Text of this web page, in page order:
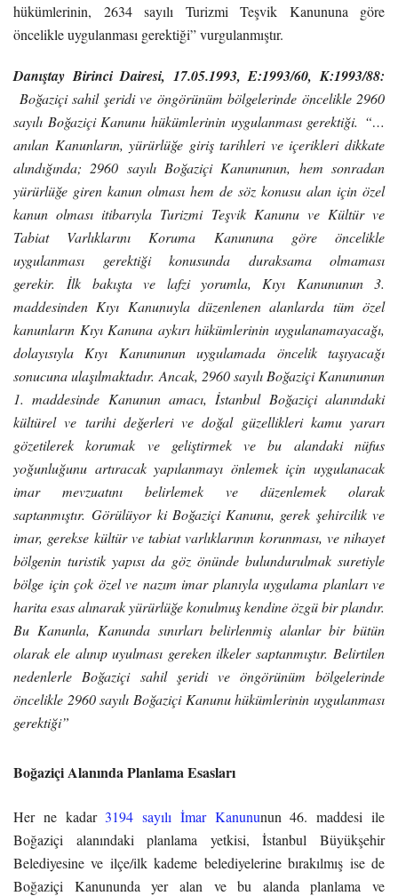
hükümlerinin, 2634 sayılı Turizmi Teşvik Kanununa göre
öncelikle uygulanması gerektiği” vurgulanmıştır.
Danıştay Birinci Dairesi, 17.05.1993, E:1993/60, K:1993/88:
Boğaziçi sahil şeridi ve öngörünüm bölgelerinde öncelikle 2960
sayılı Boğaziçi Kanunu hükümlerinin uygulanması gerektiği. “…
anılan Kanunların, yürürlüğe giriş tarihleri ve içerikleri dikkate
alındığında; 2960 sayılı Boğaziçi Kanununun, hem sonradan
yürürlüğe giren kanun olması hem de söz konusu alan için özel
kanun olması itibarıyla Turizmi Teşvik Kanunu ve Kültür ve
Tabiat Varlıklarını Koruma Kanununa göre öncelikle
uygulanması gerektiği konusunda duraksama olmaması
gerekir. İlk bakışta ve lafzi yorumla, Kıyı Kanununun 3.
maddesinden Kıyı Kanunuyla düzenlenen alanlarda tüm özel
kanunların Kıyı Kanuna aykırı hükümlerinin uygulanamayacağı,
dolayısıyla Kıyı Kanununun uygulamada öncelik taşıyacağı
sonucuna ulaşılmaktadır. Ancak, 2960 sayılı Boğaziçi Kanununun
1. maddesinde Kanunun amacı, İstanbul Boğaziçi alanındaki
kültürel ve tarihi değerleri ve doğal güzellikleri kamu yararı
gözetilerek korumak ve geliştirmek ve bu alandaki nüfus
yoğunluğunu artıracak yapılanmayı önlemek için uygulanacak
imar mevzuatını belirlemek ve düzenlemek olarak
saptanmıştır. Görülüyor ki Boğaziçi Kanunu, gerek şehircilik ve
imar, gerekse kültür ve tabiat varlıklarının korunması, ve nihayet
bölgenin turistik yapısı da göz önünde bulundurulmak suretiyle
bölge için çok özel ve nazım imar planıyla uygulama planları ve
harita esas alınarak yürürlüğe konulmuş kendine özgü bir plandır.
Bu Kanunla, Kanunda sınırları belirlenmiş alanlar bir bütün
olarak ele alınıp uyulması gereken ilkeler saptanmıştır. Belirtilen
nedenlerle Boğaziçi sahil şeridi ve öngörünüm bölgelerinde
öncelikle 2960 sayılı Boğaziçi Kanunu hükümlerinin uygulanması
gerektiği”
Boğaziçi Alanında Planlama Esasları
Her ne kadar 3194 sayılı İmar Kanununun 46. maddesi ile
Boğaziçi alanındaki planlama yetkisi, İstanbul Büyükşehir
Belediyesine ve ilçe/ilk kademe belediyelerine bırakılmış ise de
Boğaziçi Kanununda yer alan ve bu alanda planlama ve